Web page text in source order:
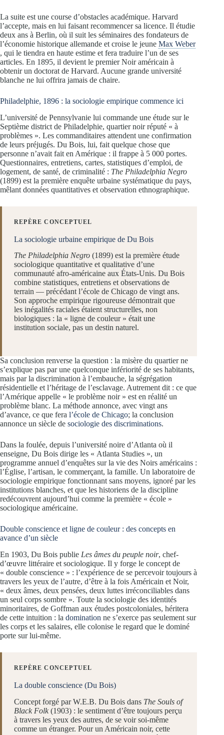
La suite est une course d’obstacles académique. Harvard
l’accepte, mais en lui faisant recommencer sa licence. Il étudie
deux ans à Berlin, où il suit les séminaires des fondateurs de
l’économie historique allemande et croise le jeune Max Weber
, qui le tiendra en haute estime et fera traduire l’un de ses
articles. En 1895, il devient le premier Noir américain à
obtenir un doctorat de Harvard. Aucune grande université
blanche ne lui offrira jamais de chaire.
Philadelphie, 1896 : la sociologie empirique commence ici
L’université de Pennsylvanie lui commande une étude sur le
Septième district de Philadelphie, quartier noir réputé « à
problèmes ». Les commanditaires attendent une confirmation
de leurs préjugés. Du Bois, lui, fait quelque chose que
personne n’avait fait en Amérique : il frappe à 5 000 portes.
Questionnaires, entretiens, cartes, statistiques d’emploi, de
logement, de santé, de criminalité : The Philadelphia Negro
(1899) est la première enquête urbaine systématique du pays,
mêlant données quantitatives et observation ethnographique.
REPÈRE CONCEPTUEL
La sociologie urbaine empirique de Du Bois
The Philadelphia Negro (1899) est la première étude
sociologique quantitative et qualitative d’une
communauté afro-américaine aux États-Unis. Du Bois
combine statistiques, entretiens et observations de
terrain — précédant l’école de Chicago de vingt ans.
Son approche empirique rigoureuse démontrait que
les inégalités raciales étaient structurelles, non
biologiques : la « ligne de couleur » était une
institution sociale, pas un destin naturel.
Sa conclusion renverse la question : la misère du quartier ne
s’explique pas par une quelconque infériorité de ses habitants,
mais par la discrimination à l’embauche, la ségrégation
résidentielle et l’héritage de l’esclavage. Autrement dit : ce que
l’Amérique appelle « le problème noir » est en réalité un
problème blanc. La méthode annonce, avec vingt ans
d’avance, ce que fera l’école de Chicago; la conclusion
annonce un siècle de sociologie des discriminations.
Dans la foulée, depuis l’université noire d’Atlanta où il
enseigne, Du Bois dirige les « Atlanta Studies », un
programme annuel d’enquêtes sur la vie des Noirs américains :
l’Église, l’artisan, le commerçant, la famille. Un laboratoire de
sociologie empirique fonctionnant sans moyens, ignoré par les
institutions blanches, et que les historiens de la discipline
redécouvrent aujourd’hui comme la première « école »
sociologique américaine.
Double conscience et ligne de couleur : des concepts en
avance d’un siècle
En 1903, Du Bois publie Les âmes du peuple noir, chef-
d’œuvre littéraire et sociologique. Il y forge le concept de
« double conscience » : l’expérience de se percevoir toujours à
travers les yeux de l’autre, d’être à la fois Américain et Noir,
« deux âmes, deux pensées, deux luttes irréconciliables dans
un seul corps sombre ». Toute la sociologie des identités
minoritaires, de Goffman aux études postcoloniales, héritera
de cette intuition : la domination ne s’exerce pas seulement sur
les corps et les salaires, elle colonise le regard que le dominé
porte sur lui-même.
REPÈRE CONCEPTUEL
La double conscience (Du Bois)
Concept forgé par W.E.B. Du Bois dans The Souls of
Black Folk(1903) : le sentiment d’être toujours perçu
à travers les yeux des autres, de se voir soi-même
comme un étranger. Pour un Américain noir, cette